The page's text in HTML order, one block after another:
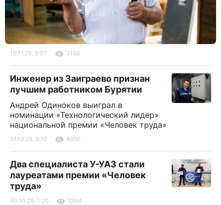
10.11.25, 3:07 3156
Инженер из Заиграево признан
лучшим работником Бурятии
Андрей Одиноков выиграл в
номинации «Технологический лидер»
национальной премии «Человек труда»
31.10.25, 9:10 4856
Два специалиста У-УАЗ стали
лауреатами премии «Человек
труда»
30.10.25, 1:20 1384